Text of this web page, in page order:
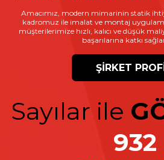
Amacımız, modern mimarinin statik
kadromuz ile imalat ve montaj
müşterilerimize hızlı, kalıcı ve düşük
başarılarına katkı
ŞİRKET
Sayılar ile
988